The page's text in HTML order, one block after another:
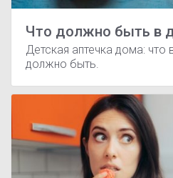
Что должно быть в
Детская аптечка дома: что
должно быть.